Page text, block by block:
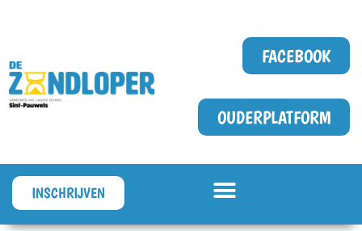
FACEBOOK
OUDERPLATFORM
INSCHRIJVEN